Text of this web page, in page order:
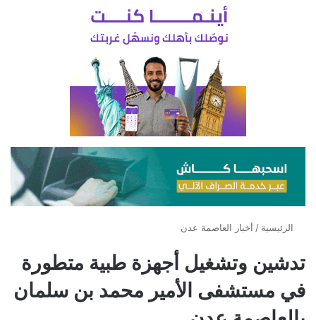
الرئيسية / أخبار العاصمة عدن
تدشين وتشغيل أجهزة طبية متطورة
في مستشفى الأمير محمد بن سلمان